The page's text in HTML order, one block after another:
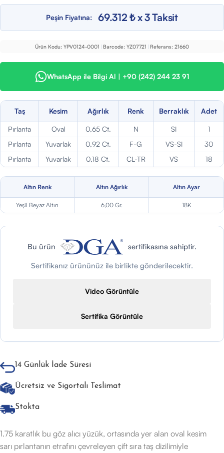
Peşin Fiyatına: 69.312 ₺ x 3 Taksit
Ürün Kodu: YPV0124-0001 | Barcode: YZ07721 | Referans: 21660
WhatsApp ile Bilgi Al | +90 (242) 244 23 91
Taş Kesim Ağırlık Renk Berraklık Adet
Pırlanta Oval 0,65 Ct. N SI
1
Pırlanta
Yuvarlak 0,92 Ct. F-G VS-SI
30
Pırlanta
Yuvarlak 0,18 Ct. CL-TR VS 18
Altın Renk Altın Ağırlık Altın Ayar
Yeşil Beyaz Altın 6,00 Gr. 18K
Bu ürün
sertifikasına sahiptir.
Sertifikanız ürününüz ile birlikte gönderilecektir.
Video Görüntüle
Sertifika Görüntüle
14 Günlük İade Süresi
Ücretsiz ve Sigortalı Teslimat
Stokta
1.75 karatlık bu göz alıcı yüzük, ortasında yer alan oval kesim
sarı pırlantanın etrafını çevreleyen çift sıra taş dizilimiyle